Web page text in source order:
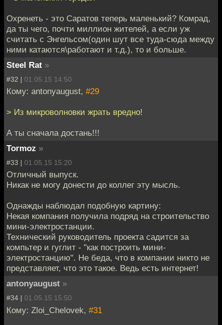
Охренеть - это Саратов теперь маленький? Комрад,
да ты чего, почти миллион жителей, а если уж
считать с Энгельсом(один шут все туда-сюда между
ними катаются\работают и т.д.), то и больше.
Steel Rat »
#32 | 01.05.15 14:50
Кому: antonyaugust, #29
> Из микроволновки жрать вредно!
А ты сначала достань!!!
Tormoz »
#33 | 01.05.15 15:20
Отличный выпуск.
Никак не могу донести до коллег эту мысль.
Однажды наблюдал подобную картину:
Некая компания получила подряд на строительство
мини-электростанции.
Технический руководитель проекта садится за
компьтер и гуглит - "как построить мини-
электростанцию". Не беда, что в компании никто не
представляет, что это такое. Ведь есть интернет!
antonyaugust »
#34 | 01.05.15 15:50
Кому: Zloi_Chelovek, #31